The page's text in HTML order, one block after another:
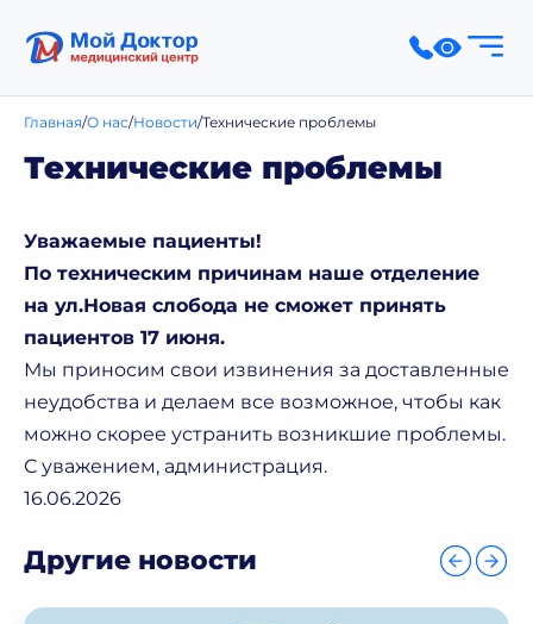
Главная О нас Новости Технические проблемы
Технические проблемы
Уважаемые пациенты!
По техническим причинам наше отделение
на ул.Новая слобода не сможет принять
пациентов 17 июня.
Мы приносим свои извинения за доставленные
неудобства и делаем все возможное, чтобы как
можно скорее устранить возникшие проблемы.
С уважением, администрация.
16.06.2026
Другие новости